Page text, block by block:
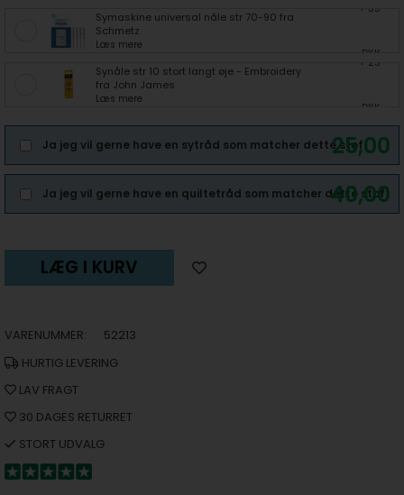
Symaskine universal nåle str 70-90 fra
Schmetz
Læs mere
+ 35
DKK
Synåle str 10 stort langt øje - Embroidery
fra John James
Læs mere
+ 25
DKK
25,00
Ja jeg vil gerne have en sytråd som matcher dette stof.
40,00
Ja jeg vil gerne have en quiltetråd som matcher dette stof.
LÆG I KURV
VARENUMMER:
52213
HURTIG LEVERING
LAV FRAGT
30 DAGES RETURRET
STORT UDVALG